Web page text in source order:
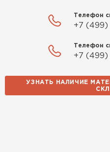
Телефон
+7 (499)
Телефон
+7 (499)
УЗНАТЬ НАЛИЧИЕ